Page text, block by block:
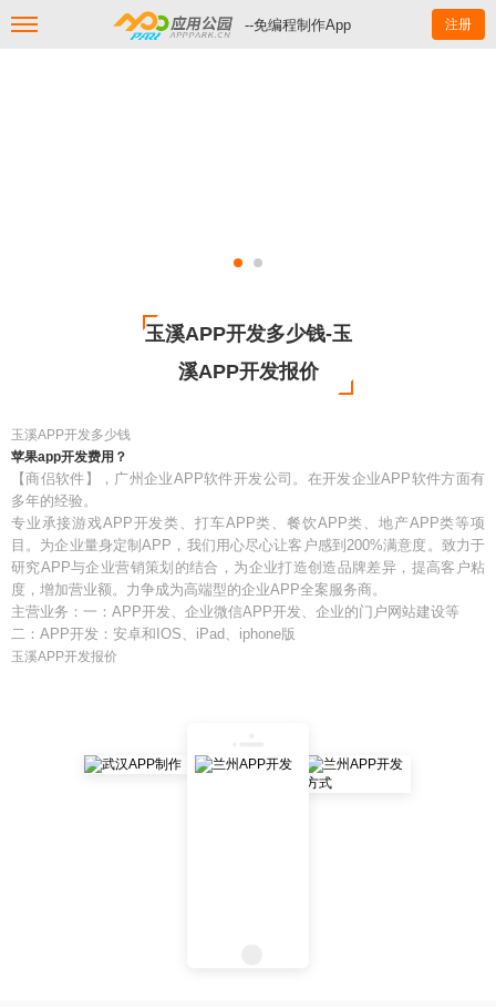
--免编程制作App 注册
玉溪APP开发多少钱-玉
溪APP开发报价
玉溪APP开发多少钱
苹果app开发费用？
【商侣软件】，广州企业APP软件开发公司。在开发企业APP软件方面有
多年的经验。
专业承接游戏APP开发类、打车APP类、餐饮APP类、地产APP类等项
目。为企业量身定制APP，我们用心尽心让客户感到200%满意度。致力于
研究APP与企业营销策划的结合，为企业打造创造品牌差异，提高客户粘
度，增加营业额。力争成为高端型的企业APP全案服务商。
主营业务：一：APP开发、企业微信APP开发、企业的门户网站建设等
二：APP开发：安卓和IOS、iPad、iphone版
玉溪APP开发报价